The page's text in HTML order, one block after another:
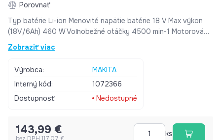
Porovnať
Typ batérie Li-ion Menovité napätie batérie 18 V Max výkon
(18V/6Ah) 460 W Voľnobežné otáčky 4500 min-1 Motorová
brzda Tvar rukoväte C Triax. hodnota vibrácií (a h) <= 2,5
m/s2 Faktor neistoty vibrácií (K) 1,5 m/s2 Hladina akustického
hlavou. Bezuhlíkový motor s elektronickým ovládaním zaisťuje
vysokú účinnosť motora Elektromotorová brzda s
oneskorením niekoľkých sekúnd zvyšuje bezpečnosť, ale
zaručujú najlepšiu odolnosť proti prachu a vode na trhu.
Zobraziť viac
Výrobca:
MAKITA
Interný kód:
1072366
Dostupnosť:
Nedostupné
143,99 € ks